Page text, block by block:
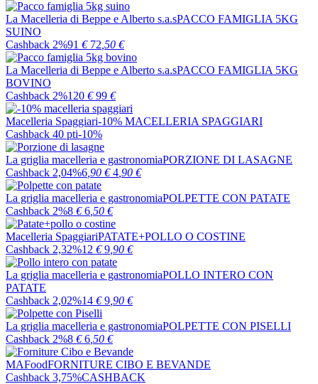
La Macelleria di Beppe e Alberto s.a.sPACCO FAMIGLIA 5KG
SUINO
Cashback 2%91 € 72 ,50 €
La Macelleria di Beppe e Alberto s.a.sPACCO FAMIGLIA 5KG
BOVINO
Cashback 2%120 € 99 €
Macelleria Spaggiari-10% MACELLERIA SPAGGIARI
Cashback 40 pti-10%
La griglia macelleria e gastronomiaPORZIONE DI LASAGNE
Cashback 2,04%6 ,90 € 4 ,90 €
La griglia macelleria e gastronomiaPOLPETTE CON PATATE
Cashback 2%8 € 6 ,50 €
Macelleria SpaggiariPATATE+POLLO O COSTINE
Cashback 2,32%12 € 9 ,90 €
La griglia macelleria e gastronomiaPOLLO INTERO CON
PATATE
Cashback 2,02%14 € 9 ,90 €
La griglia macelleria e gastronomiaPOLPETTE CON PISELLI
Cashback 2%8 € 6 ,50 €
MAFoodFORNITURE CIBO E BEVANDE
Cashback 3,75%CASHBACK